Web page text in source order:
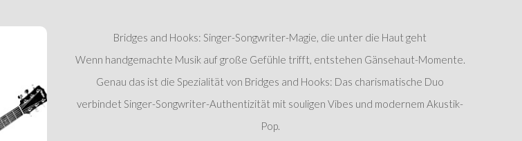
Next
Bridges and Hooks: Singer-Songwriter-Magie, die unter die Haut geht
Wenn handgemachte Musik auf große Gefühle trifft, entstehen Gänsehaut-Momente.
Genau das ist die Spezialität von Bridges and Hooks: Das charismatische Duo
verbindet Singer-Songwriter-Authentizität mit souligen Vibes und modernem Akustik-
Pop.